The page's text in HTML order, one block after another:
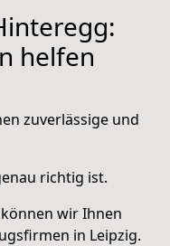
helfen
zuverlässige und
richtig ist.
wir Ihnen
in Leipzig.